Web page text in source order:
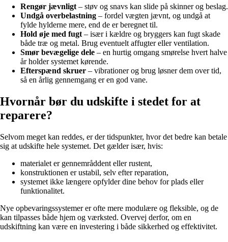
Rengør jævnligt– støv og snavs kan slide på skinner og beslag.
Undgå overbelastning – fordel vægten jævnt, og undgå at
fylde hylderne mere, end de er beregnet til.
Hold øje med fugt– især i kældre og bryggers kan fugt skade
både træ og metal. Brug eventuelt affugter eller ventilation.
Smør bevægelige dele – en hurtig omgang smørelse hvert halve
år holder systemet kørende.
Efterspænd skruer – vibrationer og brug løsner dem over tid,
så en årlig gennemgang er en god vane.
Hvornår bør du udskifte i stedet for at
reparere?
Selvom meget kan reddes, er der tidspunkter, hvor det bedre kan betale
sig at udskifte hele systemet. Det gælder især, hvis:
materialet er gennemråddent eller rustent,
konstruktionen er ustabil, selv efter reparation,
systemet ikke længere opfylder dine behov for plads eller
funktionalitet.
Nye opbevaringssystemer er ofte mere modulære og fleksible, og de
kan tilpasses både hjem og værksted. Overvej derfor, om en
udskiftning kan være en investering i både sikkerhed og effektivitet.